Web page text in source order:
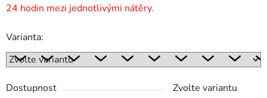
24 hodin mezi jednotlivými nátěry.
Varianta:
Dostupnost
Zvolte variantu